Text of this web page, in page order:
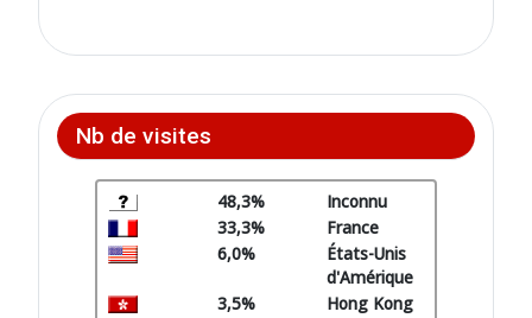
Nb de visites
48,3%
Inconnu
33,3%
France
6,0%
États-Unis
d'Amérique
3,5%
Hong Kong